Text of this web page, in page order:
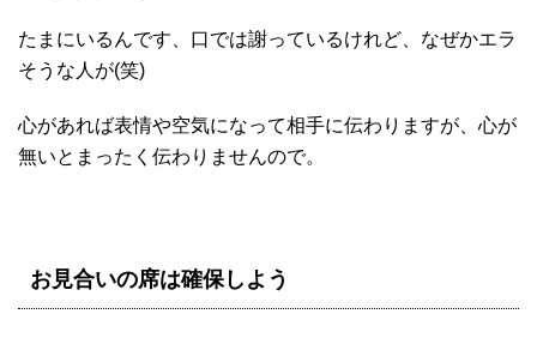
たまにいるんです、口では謝っているけれど、なぜかエラ
そうな人が(笑)
心があれば表情や空気になって相手に伝わりますが、心が
無いとまったく伝わりませんので。
お見合いの席は確保しよう